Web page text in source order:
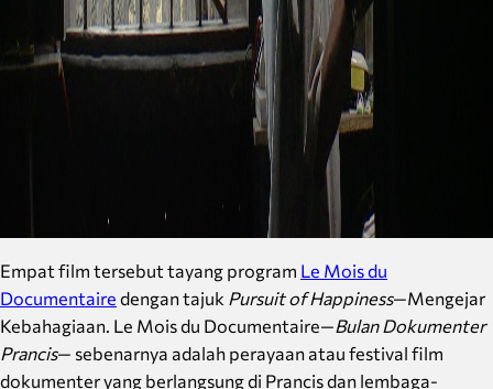
Empat film tersebut tayang program Le Mois du
Documentaire dengan tajuk Pursuit of Happiness—Mengejar
Kebahagiaan. Le Mois du Documentaire—Bulan Dokumenter
Prancis— sebenarnya adalah perayaan atau festival film
dokumenter yang berlangsung di Prancis dan lembaga-